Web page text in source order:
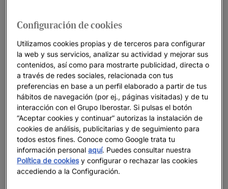
Un paseo por el hotel
Ver 32 fotos y vídeos
Configuración de cookies
Utilizamos cookies propias y de terceros para configurar
la web y sus servicios, analizar su actividad y mejorar sus
contenidos, así como para mostrarte publicidad, directa o
a través de redes sociales, relacionada con tus
preferencias en base a un perfil elaborado a partir de tus
hábitos de navegación (por ej., páginas visitadas) y de tu
interacción con el Grupo Iberostar. Si pulsas el botón
“Aceptar cookies y continuar” autorizas la instalación de
cookies de análisis, publicitarias y de seguimiento para
todos estos fines. Conoce como Google trata tu
información personalaquí. Puedes consultar nuestra
Política de cookiesy configurar o rechazar las cookies
accediendo a la Configuración.